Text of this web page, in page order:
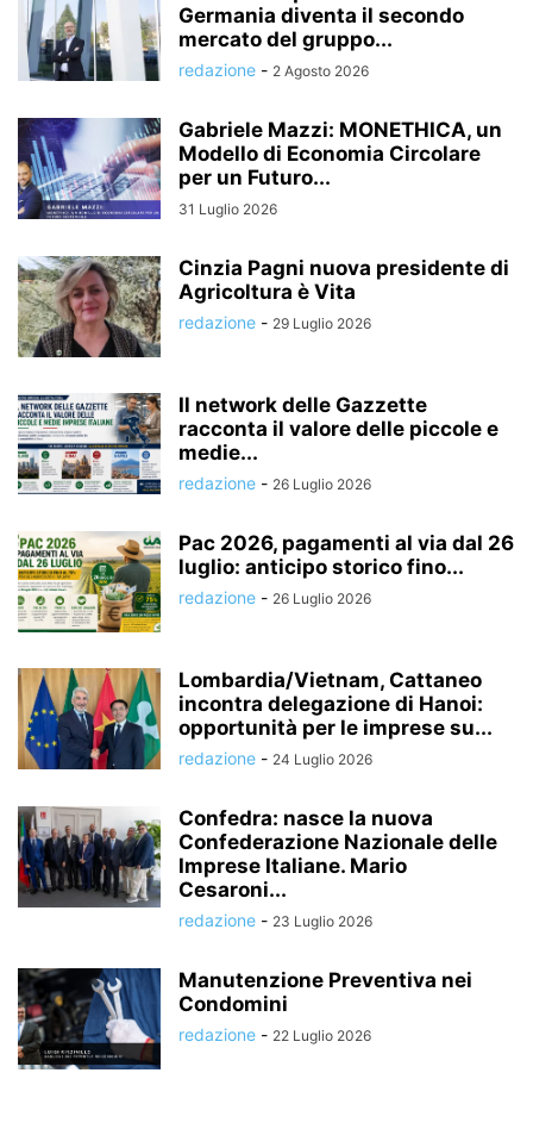
Germania diventa il secondo
mercato del gruppo...
redazione - 2 Agosto 2026
Gabriele Mazzi: MONETHICA, un
Modello di Economia Circolare
per un Futuro...
31 Luglio 2026
Cinzia Pagni nuova presidente di
Agricoltura è Vita
redazione - 29 Luglio 2026
Il network delle Gazzette
racconta il valore delle piccole e
medie...
redazione - 26 Luglio 2026
Pac 2026, pagamenti al via dal 26
luglio: anticipo storico fino...
redazione - 26 Luglio 2026
Lombardia/Vietnam, Cattaneo
incontra delegazione di Hanoi:
opportunità per le imprese su...
redazione - 24 Luglio 2026
Confedra: nasce la nuova
Confederazione Nazionale delle
Imprese Italiane. Mario
Cesaroni...
redazione - 23 Luglio 2026
Manutenzione Preventiva nei
Condomini
redazione - 22 Luglio 2026